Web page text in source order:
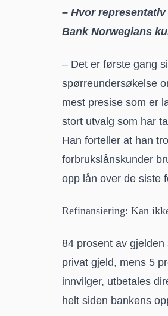
– Hvor
Bank Norwegians
– Det er første gang
spørreundersøkelse
mest presise som er
stort utvalg som har
Han forteller at han
forbrukslånskunder
opp lån over de siste
Refinansiering: Kan
84 prosent av
privat gjeld, mens 5
innvilger, utbetales
helt siden bankens